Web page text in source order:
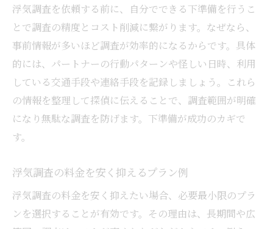
浮気調査を依頼する前に、自分でできる下準備を行うこ
とで調査の精度とコスト削減に繋がります。なぜなら、
事前情報が多いほど調査が効率的になるからです。具体
的には、パートナーの行動パターンや怪しい日時、利用
している交通手段や連絡手段を記録しましょう。これら
の情報を整理して探偵に伝えることで、調査範囲が明確
になり無駄な調査を防げます。下準備が成功のカギで
す。
浮気調査の料金を安く抑えるプラン例
浮気調査の料金を安く抑えたい場合、必要最小限のプラ
ンを選択することが有効です。その理由は、長期間や広